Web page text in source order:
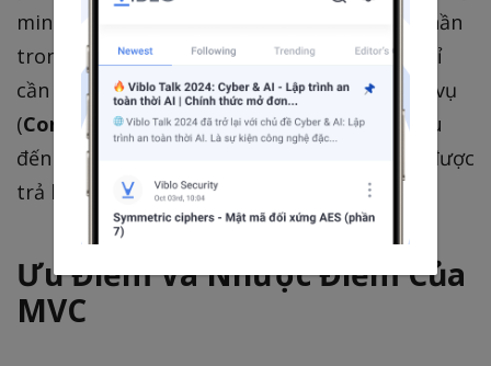
minh họa rõ ràng cách thức mà các thành phần
trong MVC tương tác với nhau: bạn (View
) chỉ
cần yêu cầu món ăn (tương tác), người phục vụ
(Controller) chịu trách nhiệm chuyển yêu cầu
đến đầu bếp (
), và cuối cùng, món ăn được
trả lại cho bạn.
Ưu Điểm Và Nhược Điểm Của
MVC